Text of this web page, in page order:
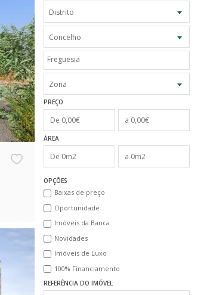
Distrito
Concelho
Zona
PREÇO
ÁREA
OPÇÕES
Baixas de preço
Oportunidade
Imóveis da Banca
Novidades
Imóveis de Luxo
100% Financiamento
REFERÊNCIA DO IMÓVEL